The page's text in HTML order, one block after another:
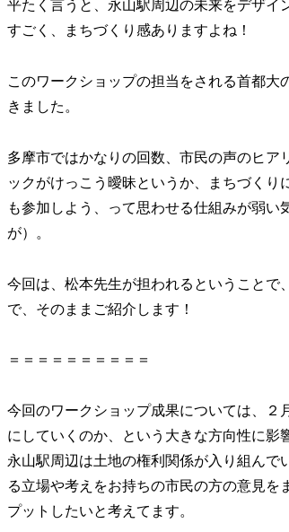
平たく言うと、永山駅周辺の未来をデザイ
すごく、まちづくり感ありますよね！
このワークショップの担当をされる首都
きました。
多摩市ではかなりの回数、市民の声のヒ
ックがけっこう曖昧というか、まちづく
も参加しよう、って思わせる仕組みが弱
が）。
今回は、松本先生が担われるということで
で、そのままご紹介します！
＝＝＝＝＝＝＝＝＝＝
今回のワークショップ成果については、２
にしていくのか、という大きな方向性に影
永山駅周辺は土地の権利関係が入り組ん
る立場や考えをお持ちの市民の方の意見を
プットしたいと考えてます。